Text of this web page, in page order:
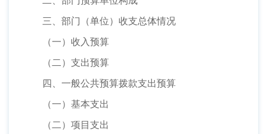
三、部门（单位）收支总体情况
（一）收入预算
（二）支出预算
四、一般公共预算拨款支出预算
（一）基本支出
（二）项目支出